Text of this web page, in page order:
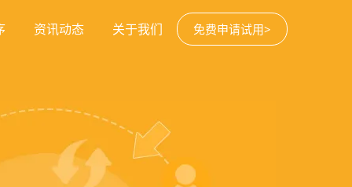
免费申请试用>
资讯动态 关于我们